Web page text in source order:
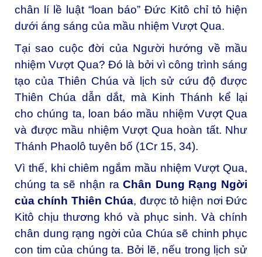
chân lí lề luật “loan báo” Đức Kitô chỉ tỏ hiện
dưới áng sáng của mầu nhiệm Vượt Qua.
Tại sao cuộc đời của Người hướng về mầu
nhiệm Vượt Qua? Đó là bởi vì công trình sáng
tạo của Thiên Chúa và lịch sử cứu độ được
Thiên Chúa dẫn dắt, mà Kinh Thánh kể lại
cho chúng ta, loan báo mầu nhiệm Vượt Qua
và được mầu nhiệm Vượt Qua hoàn tất. Như
Thánh Phaolô tuyên bố (1Cr 15, 34).
Vì thế, khi chiêm ngắm mầu nhiệm Vượt Qua,
chúng ta sẽ nhận raChân Dung Rạng Ngời
của chính Thiên Chúa, được tỏ hiện nơi Đức
Kitô chịu thương khó và phục sinh. Và chính
chân dung rạng ngời của Chúa sẽ chinh phục
con tim của chúng ta. Bởi lẽ, nếu trong lịch sử